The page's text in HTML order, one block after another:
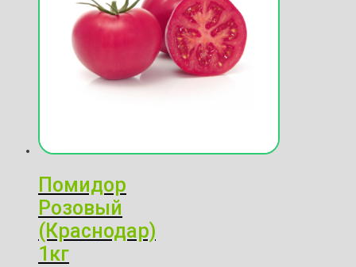
Помидор
Розовый
(Краснодар)
1кг